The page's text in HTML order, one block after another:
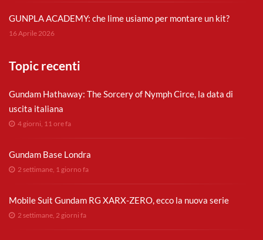
GUNPLA ACADEMY: che lime usiamo per montare un kit?
16 Aprile 2026
Topic recenti
Gundam Hathaway: The Sorcery of Nymph Circe, la data di
uscita italiana
4 giorni, 11 ore fa
Gundam Base Londra
2 settimane, 1 giorno fa
Mobile Suit Gundam RG XARX-ZERO, ecco la nuova serie
2 settimane, 2 giorni fa